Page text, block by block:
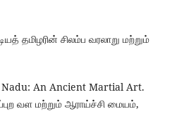
தமிழரின் சிலம்ப வரலாறு மற்றும்
An Ancient Martial Art.
வள மற்றும் ஆராய்ச்சி மையம்,